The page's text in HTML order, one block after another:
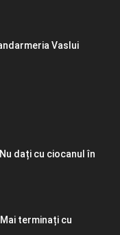
Vaslui
dați cu ciocanul în
terminați cu